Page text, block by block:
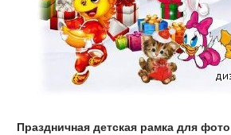
Праздничная детская рамка для